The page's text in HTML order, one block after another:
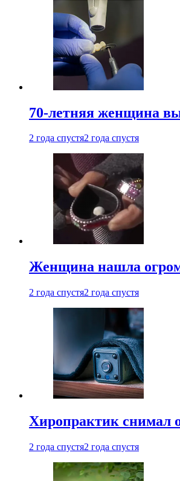
70-летняя женщина
2 года спустя2 года спустя
Женщина нашла
2 года спустя2 года спустя
Хиропрактик снимал
2 года спустя2 года спустя